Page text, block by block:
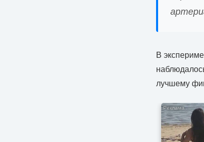
В
лучшему